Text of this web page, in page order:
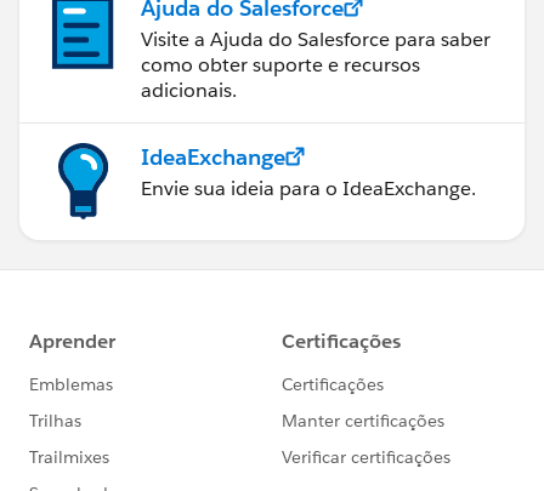
Ajuda do Salesforce
Visite a Ajuda do Salesforce para saber
como obter suporte e recursos
adicionais.
IdeaExchange
Envie sua ideia para o IdeaExchange.